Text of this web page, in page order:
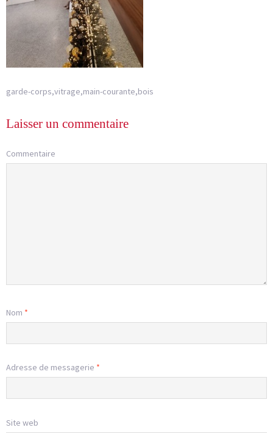
garde-corps,vitrage,main-courante,bois
Laisser un commentaire
Commentaire
Nom *
Adresse de messagerie *
Site web